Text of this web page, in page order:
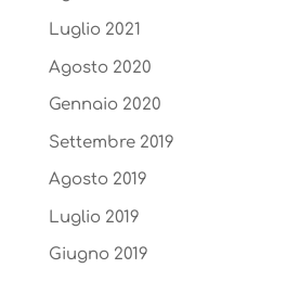
Luglio 2021
Agosto 2020
Gennaio 2020
Settembre 2019
Agosto 2019
Luglio 2019
Giugno 2019